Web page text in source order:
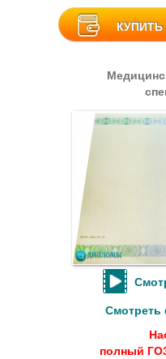
КУПИТЬ
Смотреть
полный